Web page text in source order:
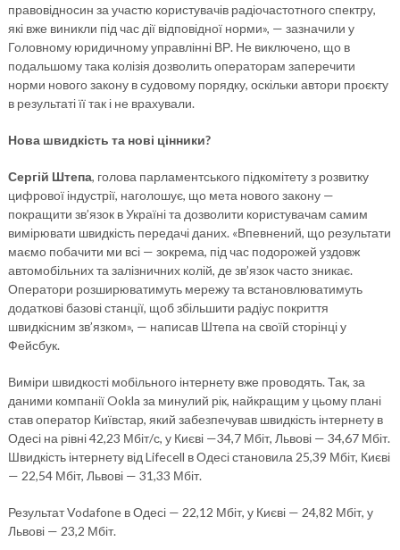
правовідносин за участю користувачів радіочастотного спектру,
які вже виникли під час дії відповідної норми», — зазначили у
Головному юридичному управлінні ВР. Не виключено, що в
подальшому така колізія дозволить операторам заперечити
норми нового закону в судовому порядку, оскільки автори проєкту
в результаті її так і не врахували.
Нова швидкість та нові цінники?
Сергій Штепа, голова парламентського підкомітету з розвитку
цифрової індустрії, наголошує, що мета нового закону —
покращити зв’язок в Україні та дозволити користувачам самим
вимірювати швидкість передачі даних. «Впевнений, що результати
маємо побачити ми всі — зокрема, під час подорожей уздовж
автомобільних та залізничних колій, де зв’язок часто зникає.
Оператори розширюватимуть мережу та встановлюватимуть
додаткові базові станції, щоб збільшити радіус покриття
швидкісним зв’язком», — написав Штепа на своїй сторінці у
Фейсбук.
Виміри швидкості мобільного інтернету вже проводять. Так, за
даними компанії Ookla за минулий рік, найкращим у цьому плані
став оператор Київстар, який забезпечував швидкість інтернету в
Одесі на рівні 42,23 Мбіт/с, у Києві —34,7 Мбіт, Львові — 34,67 Мбіт.
Швидкість інтернету від Lifecell в Одесі становила 25,39 Мбіт, Києві
— 22,54 Мбіт, Львові — 31,33 Мбіт.
Результат Vodafone в Одесі — 22,12 Мбіт, у Києві — 24,82 Мбіт, у
Львові — 23,2 Мбіт.